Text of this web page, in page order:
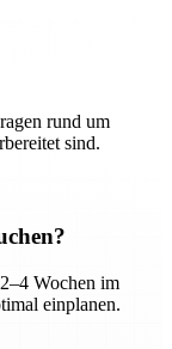
rund um
sind.
Wochen im
einplanen.